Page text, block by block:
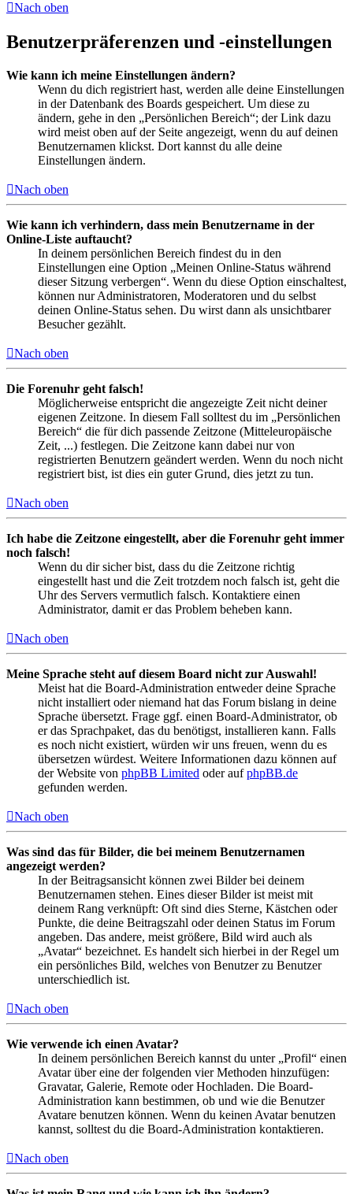
Nach oben
Benutzerpräferenzen und -einstellungen
Wie kann ich meine Einstellungen ändern?
Wenn du dich registriert hast, werden alle deine Einstellungen
in der Datenbank des Boards gespeichert. Um diese zu
ändern, gehe in den „Persönlichen Bereich“; der Link dazu
wird meist oben auf der Seite angezeigt, wenn du auf deinen
Benutzernamen klickst. Dort kannst du alle deine
Einstellungen ändern.
Nach oben
Wie kann ich verhindern, dass mein Benutzername in der
Online-Liste auftaucht?
In deinem persönlichen Bereich findest du in den
Einstellungen eine Option „Meinen Online-Status während
dieser Sitzung verbergen“. Wenn du diese Option einschaltest,
können nur Administratoren, Moderatoren und du selbst
deinen Online-Status sehen. Du wirst dann als unsichtbarer
Besucher gezählt.
Nach oben
Die Forenuhr geht falsch!
Möglicherweise entspricht die angezeigte Zeit nicht deiner
eigenen Zeitzone. In diesem Fall solltest du im „Persönlichen
Bereich“ die für dich passende Zeitzone (Mitteleuropäische
Zeit, ...) festlegen. Die Zeitzone kann dabei nur von
registrierten Benutzern geändert werden. Wenn du noch nicht
registriert bist, ist dies ein guter Grund, dies jetzt zu tun.
Nach oben
Ich habe die Zeitzone eingestellt, aber die Forenuhr geht immer
noch falsch!
Wenn du dir sicher bist, dass du die Zeitzone richtig
eingestellt hast und die Zeit trotzdem noch falsch ist, geht die
Uhr des Servers vermutlich falsch. Kontaktiere einen
Administrator, damit er das Problem beheben kann.
Nach oben
Meine Sprache steht auf diesem Board nicht zur Auswahl!
Meist hat die Board-Administration entweder deine Sprache
nicht installiert oder niemand hat das Forum bislang in deine
Sprache übersetzt. Frage ggf. einen Board-Administrator, ob
er das Sprachpaket, das du benötigst, installieren kann. Falls
es noch nicht existiert, würden wir uns freuen, wenn du es
übersetzen würdest. Weitere Informationen dazu können auf
der Website von phpBB Limited oder aufphpBB.de
gefunden werden.
Nach oben
Was sind das für Bilder, die bei meinem Benutzernamen
angezeigt werden?
In der Beitragsansicht können zwei Bilder bei deinem
Benutzernamen stehen. Eines dieser Bilder ist meist mit
deinem Rang verknüpft: Oft sind dies Sterne, Kästchen oder
Punkte, die deine Beitragszahl oder deinen Status im Forum
angeben. Das andere, meist größere, Bild wird auch als
„Avatar“ bezeichnet. Es handelt sich hierbei in der Regel um
ein persönliches Bild, welches von Benutzer zu Benutzer
unterschiedlich ist.
Nach oben
Wie verwende ich einen Avatar?
In deinem persönlichen Bereich kannst du unter „Profil“ einen
Avatar über eine der folgenden vier Methoden hinzufügen:
Gravatar, Galerie, Remote oder Hochladen. Die Board-
Administration kann bestimmen, ob und wie die Benutzer
Avatare benutzen können. Wenn du keinen Avatar benutzen
kannst, solltest du die Board-Administration kontaktieren.
Nach oben